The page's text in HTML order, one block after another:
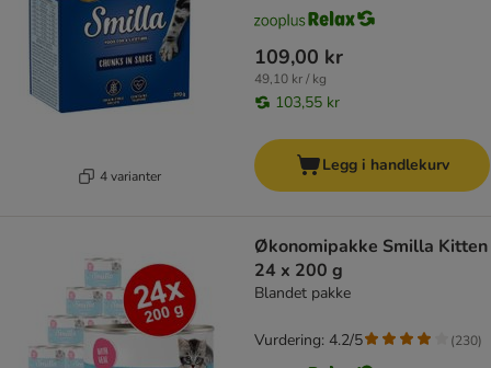
4 varianter
109,00 kr
49,10 kr / kg
103,55 kr
Legg i handlekurv
Økonomipakke Smilla Kitten
24 x 200 g
Blandet pakke
Vurdering: 4.2/5 (230)